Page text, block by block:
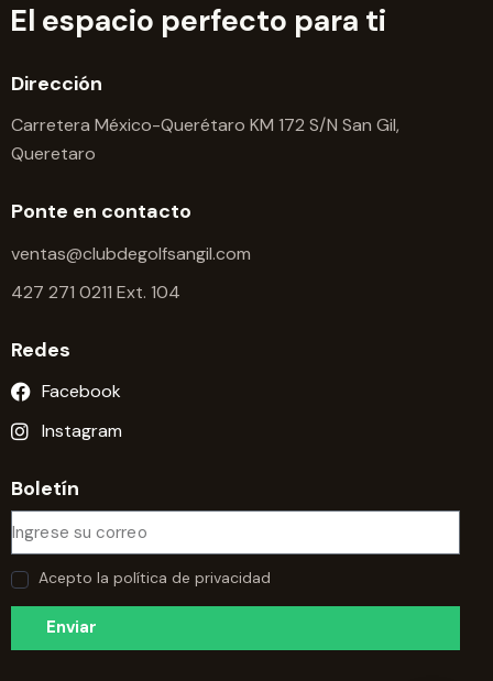
El espacio perfecto para ti
Dirección
Carretera México-Querétaro KM 172 S/N San Gil,
Queretaro
Ponte en contacto
ventas@clubdegolfsangil.com
427 271 0211 Ext. 104
Redes
Facebook
Instagram
Boletín
Acepto la política de privacidad
Enviar